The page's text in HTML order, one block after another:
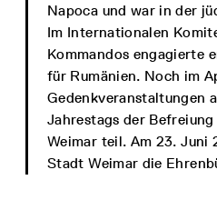
Napoca und war in der
Im Internationalen
Kommandos engagierte
für Rumänien. Noch im
Gedenkveranstaltungen
Jahrestags der
Weimar teil. Am 23. Juni
Stadt Weimar die